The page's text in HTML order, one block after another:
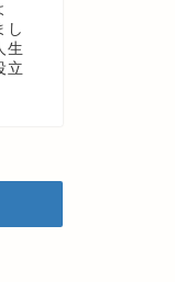
し
生
立